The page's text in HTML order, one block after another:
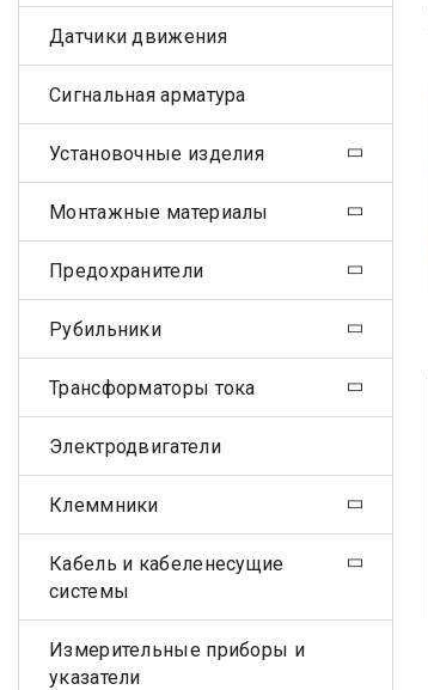
Датчики движения
Сигнальная арматура
Установочные изделия
Монтажные материалы
Предохранители
Рубильники
Трансформаторы тока
Электродвигатели
Клеммники
Кабель и кабеленесущие
системы
Измерительные приборы и
указатели